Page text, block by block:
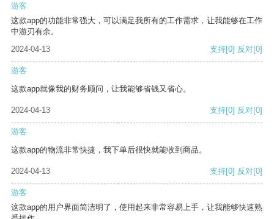
游客
这款app的功能非常强大，可以满足我所有的工作需求，让我能够在工作
中游刃有余。
2024-04-13
支持[0] 反对[0]
游客
这款app就像我的财务顾问，让我能够省钱又省心。
2024-04-13 支持[0] 反对[0]
游客
这款app的物流非常快捷，我下单后很快就能收到商品。
2024-04-13 支持[0] 反对[0]
游客
这款app的用户界面简洁明了，使用起来非常容易上手，让我能够快速熟